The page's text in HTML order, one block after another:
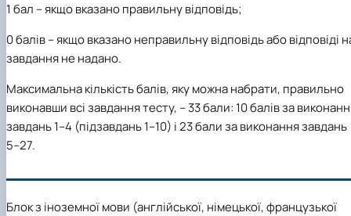
1 бал – якщо вказано правильну відповідь;
0балів – якщо вказано неправильну відповідь або відповіді
завдання не надано.
Максимальна кількість балів, яку можна набрати, правильно
виконавши всі завдання тесту, –33 бали: 10 балів за
завдань 1–4 (підзавдань 1–10) і 23 бали за виконання завдань
5–27.
Блок з іноземної мови (англійської, німецької, французької